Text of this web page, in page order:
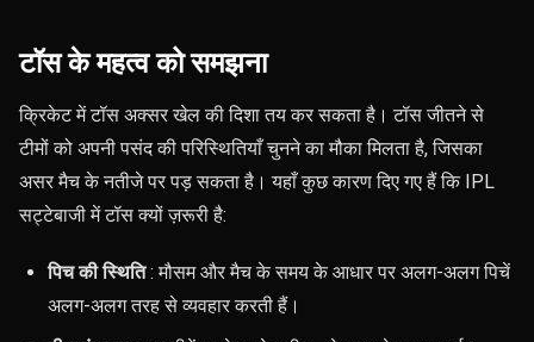
टॉस के महत्व को समझना
क्रिकेट में टॉस अक्सर खेल की दिशा तय कर सकता है। टॉस जीतने से
टीमों को अपनी पसंद की परिस्थितियाँ चुनने का मौका मिलता है, जिसका
असर मैच के नतीजे पर पड़ सकता है। यहाँ कुछ कारण दिए गए हैं कि IPL
सट्टेबाजी में टॉस क्यों ज़रूरी है:
पिच की स्थिति: मौसम और मैच के समय के आधार पर अलग-अलग पिचें
अलग-अलग तरह से व्यवहार करती हैं।